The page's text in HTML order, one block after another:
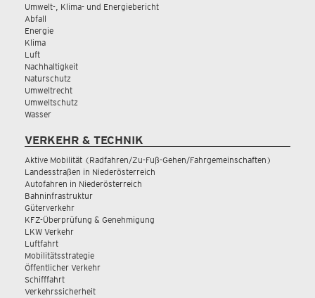
Umwelt-, Klima- und Energiebericht
Abfall
Energie
Klima
Luft
Nachhaltigkeit
Naturschutz
Umweltrecht
Umweltschutz
Wasser
VERKEHR & TECHNIK
Aktive Mobilität (Radfahren/Zu-Fuß-Gehen/Fahrgemeinschaften)
Landesstraßen in Niederösterreich
Autofahren in Niederösterreich
Bahninfrastruktur
Güterverkehr
KFZ-Überprüfung & Genehmigung
LKW Verkehr
Luftfahrt
Mobilitätsstrategie
Öffentlicher Verkehr
Schifffahrt
Verkehrssicherheit